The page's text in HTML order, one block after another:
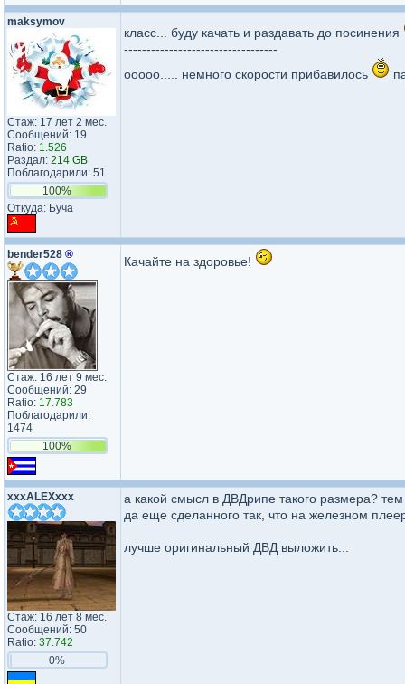
maksymov
Стаж: 17 лет 2 мес.
Сообщений: 19
Ratio: 1.526
Раздал: 214 GB
Поблагодарили: 51
100%
Откуда: Буча
класс... буду качать и раздавать до посинения
----------------------------------
ооооо..... немного скорости прибавилось
bender528 ®
Стаж: 16 лет 9 мес.
Сообщений: 29
Ratio: 17.783
Поблагодарили:
1474
100%
Качайте на здоровье!
xxxALEXxxx
Стаж: 16 лет 8 мес.
Сообщений: 50
Ratio: 37.742
0%
а какой смысл в ДВДрипе такого размера?
да еще сделанного так, что на железном
лучше оригинальный ДВД выложить...